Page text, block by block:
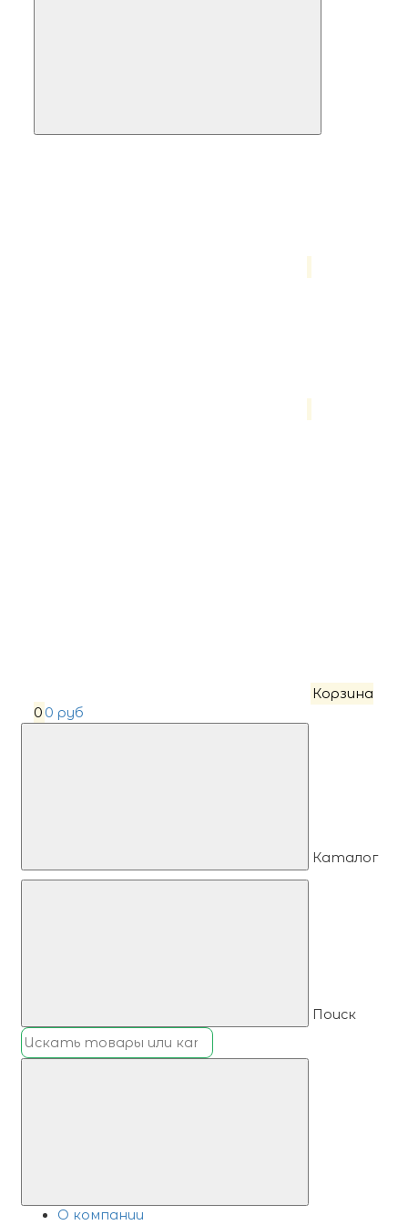
Корзина
0 0 руб
Каталог
Поиск
О компании